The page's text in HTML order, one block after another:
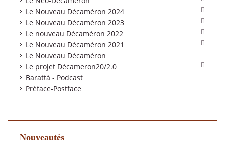
Le Nouveau Décaméron 2024 
Le Nouveau Décaméron 2023 
Le nouveau Décaméron 2022 
Le Nouveau Décaméron 2021 
Le Nouveau Décaméron
Le projet Décameron20/2.0

Barattà - Podcast
Préface-Postface
Nouveautés